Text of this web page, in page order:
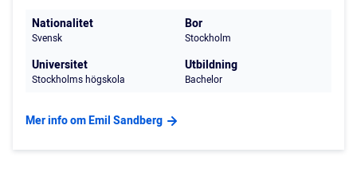
Nationalitet
Svensk
Bor
Stockholm
Universitet
Stockholms högskola
Utbildning
Bachelor
Mer info om Emil Sandberg